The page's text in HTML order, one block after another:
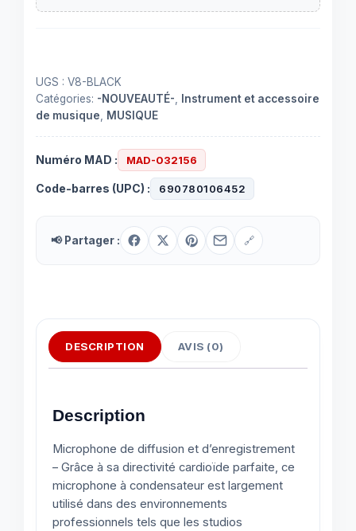
condensateur,
de
micro
en
streaming
UGS : V8-BLACK
Catégories: -NOUVEAUTÉ-
Instrument et accessoire
de musique
MUSIQUE
Numéro MAD : MAD-032156
Code-barres (UPC) : 690780106452
📢 Partager : 🔗
DESCRIPTION AVIS (0)
Description
Microphone de diffusion et d’enregistrement
– Grâce à sa directivité cardioïde parfaite, ce
microphone à condensateur est largement
utilisé dans des environnements
professionnels tels que les studios